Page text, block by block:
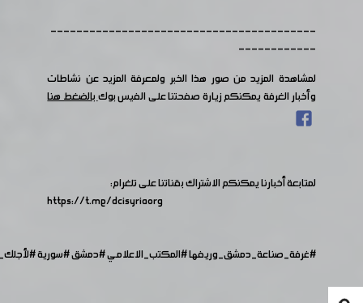
-----------------------------------------
------------
لمشاهدة المزيد من صور هذا الخبر ولمعرفة المزيد عن نشاطات
وأخبار الغرفة يمكنكم زيارة صفحتنا على الفيس بوكبالضغط هنا
لمتابعة أخبارنا يمكنكم الاشتراك بقناتنا على تلغرام:
https://t.me/dcisyriaorg
#غرفة_صناعة_دمشق_وريفها#المكتب_الاعلامي#دمشق#سورية